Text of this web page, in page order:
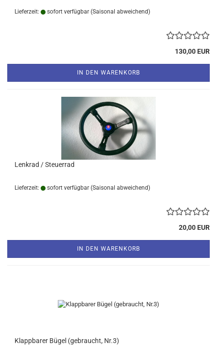
Lieferzeit: sofort verfügbar (Saisonal abweichend)
130,00 EUR
IN DEN WARENKORB
Lenkrad / Steuerrad
Lieferzeit: sofort verfügbar (Saisonal abweichend)
20,00 EUR
IN DEN WARENKORB
Klappbarer Bügel (gebraucht, Nr.3)